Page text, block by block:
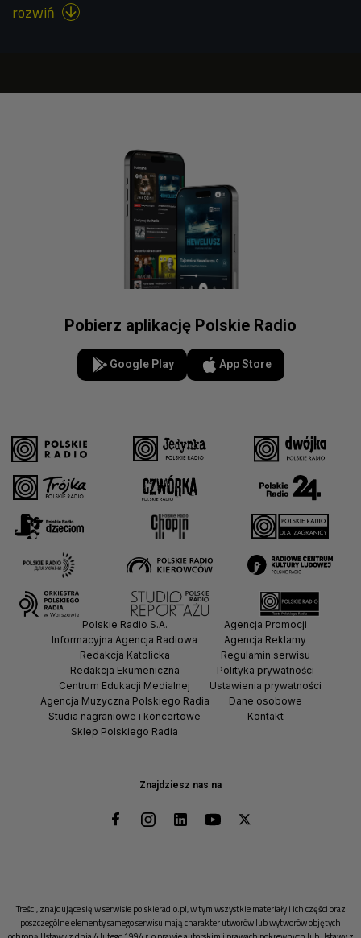
rozwiń 
Pobierz aplikację Polskie Radio
Google Play App Store
Znajdziesz nas na
Polskie Radio S.A.
Informacyjna Agencja Radiowa
Redakcja Katolicka
Redakcja Ekumeniczna
Centrum Edukacji Medialnej
Agencja Muzyczna Polskiego Radia
Studia nagraniowe i koncertowe
Sklep Polskiego Radia
Agencja Promocji
Agencja Reklamy
Regulamin serwisu
Polityka prywatności
Ustawienia prywatności
Dane osobowe
Kontakt
Treści, znajdujące się w serwisie polskieradio.pl, w tym wszystkie materiały i ich części oraz
poszczególne elementy samego serwisu mają charakter utworów lub wytworów objętych